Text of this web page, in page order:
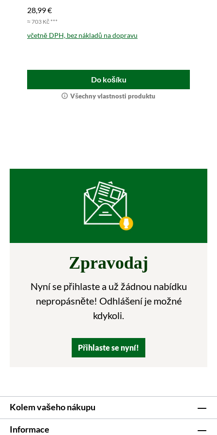
28,99 €
≈ 703 Kč ***
včetně DPH, bez nákladů na dopravu
Do košíku
Všechny vlastnosti produktu
Zpravodaj
Nyní se přihlaste a už žádnou nabídku
nepropásněte! Odhlášení je možné
kdykoli.
Přihlaste se nyní!
Kolem vašeho nákupu
Informace